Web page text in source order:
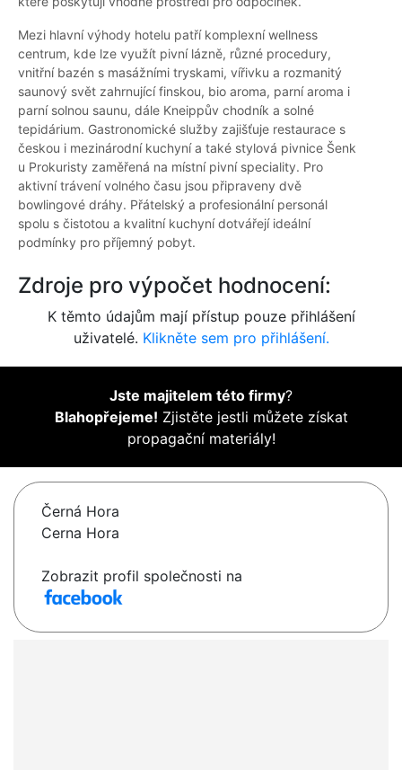
Mezi hlavní výhody hotelu patří komplexní wellness
centrum, kde lze využít pivní lázně, různé procedury,
vnitřní bazén s masážními tryskami, vířivku a rozmanitý
saunový svět zahrnující finskou, bio aroma, parní aroma i
parní solnou saunu, dále Kneippův chodník a solné
tepidárium. Gastronomické služby zajišťuje restaurace s
českou i mezinárodní kuchyní a také stylová pivnice Šenk
u Prokuristy zaměřená na místní pivní speciality. Pro
aktivní trávení volného času jsou připraveny dvě
bowlingové dráhy. Přátelský a profesionální personál
spolu s čistotou a kvalitní kuchyní dotvářejí ideální
podmínky pro příjemný pobyt.
Zdroje pro výpočet hodnocení:
K těmto údajům mají přístup pouze přihlášení
uživatelé. Klikněte sem pro přihlášení.
Jste majitelem této firmy?
Blahopřejeme! Zjistěte jestli můžete získat
propagační materiály!
Černá Hora
Cerna Hora
Zobrazit profil společnosti na